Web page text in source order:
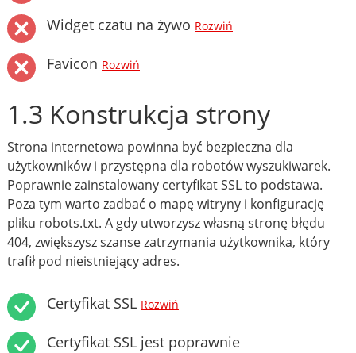
Widget czatu na żywo Rozwiń
Favicon Rozwiń
1.3 Konstrukcja strony
Strona internetowa powinna być bezpieczna dla
użytkowników i przystępna dla robotów wyszukiwarek.
Poprawnie zainstalowany certyfikat SSL to podstawa.
Poza tym warto zadbać o mapę witryny i konfigurację
pliku robots.txt. A gdy utworzysz własną stronę błędu
404, zwiększysz szanse zatrzymania użytkownika, który
trafił pod nieistniejący adres.
Certyfikat SSL Rozwiń
Certyfikat SSL jest poprawnie